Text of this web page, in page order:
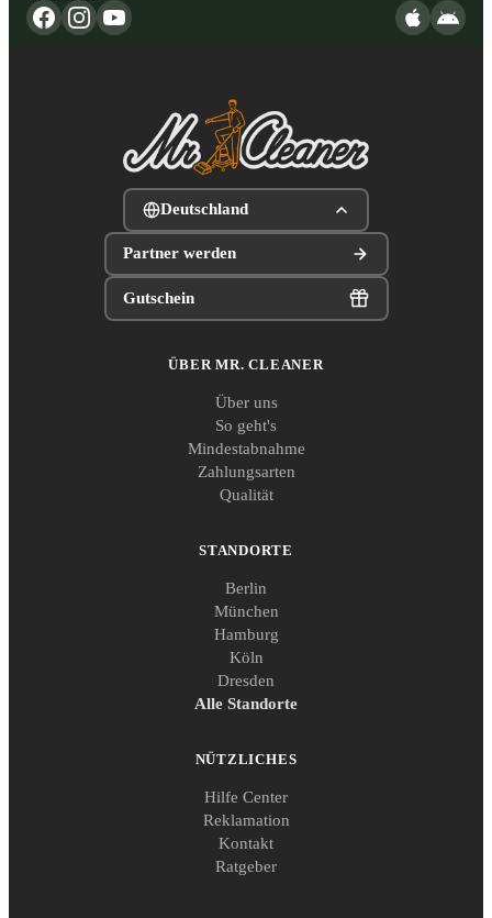
Deutschland
Partner werden
Gutschein
ÜBER MR. CLEANER
Über uns
So geht's
Mindestabnahme
Zahlungsarten
Qualität
STANDORTE
Berlin
München
Hamburg
Köln
Dresden
Alle Standorte
NÜTZLICHES
Hilfe Center
Reklamation
Kontakt
Ratgeber